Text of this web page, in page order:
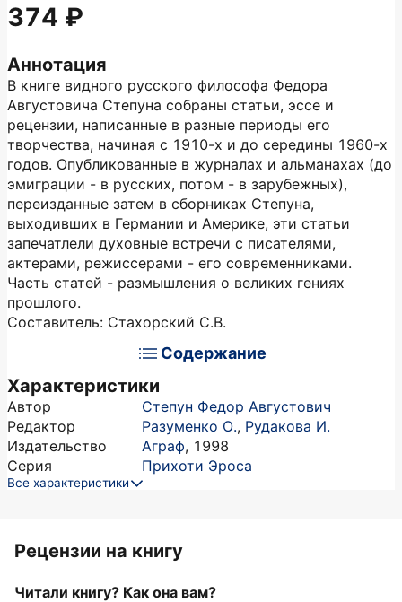
Аннотация
В книге видного русского философа Федора
Августовича Степуна собраны статьи, эссе и
рецензии, написанные в разные периоды его
творчества, начиная с 1910-х и до середины 1960-х
годов. Опубликованные в журналах и альманахах (до
эмиграции - в русских, потом - в зарубежных),
переизданные затем в сборниках Степуна,
выходивших в Германии и Америке, эти статьи
запечатлели духовные встречи с писателями,
актерами, режиссерами - его современниками.
Часть статей - размышления о великих гениях
прошлого.
Составитель: Стахорский С.В.
Содержание
Характеристики
Автор
Степун Федор Августович
Редактор
Разуменко О., Рудакова И.
Издательство
Аграф, 1998
Серия
Прихоти Эроса
Все характеристики
374
Рецензии на книгу
Читали книгу? Как она вам?